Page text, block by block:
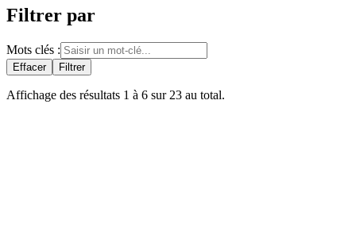
Filtrer par
Mots clés :
Effacer Filtrer
Affichage des résultats 1 à 6 sur 23 au total.